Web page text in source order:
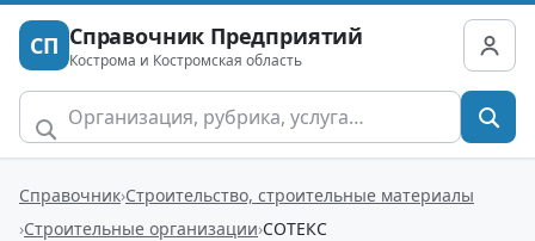
СП Справочник Предприятий
Кострома и Костромская область
Справочник Строительство, строительные материалы
Строительные организации СОТЕКС